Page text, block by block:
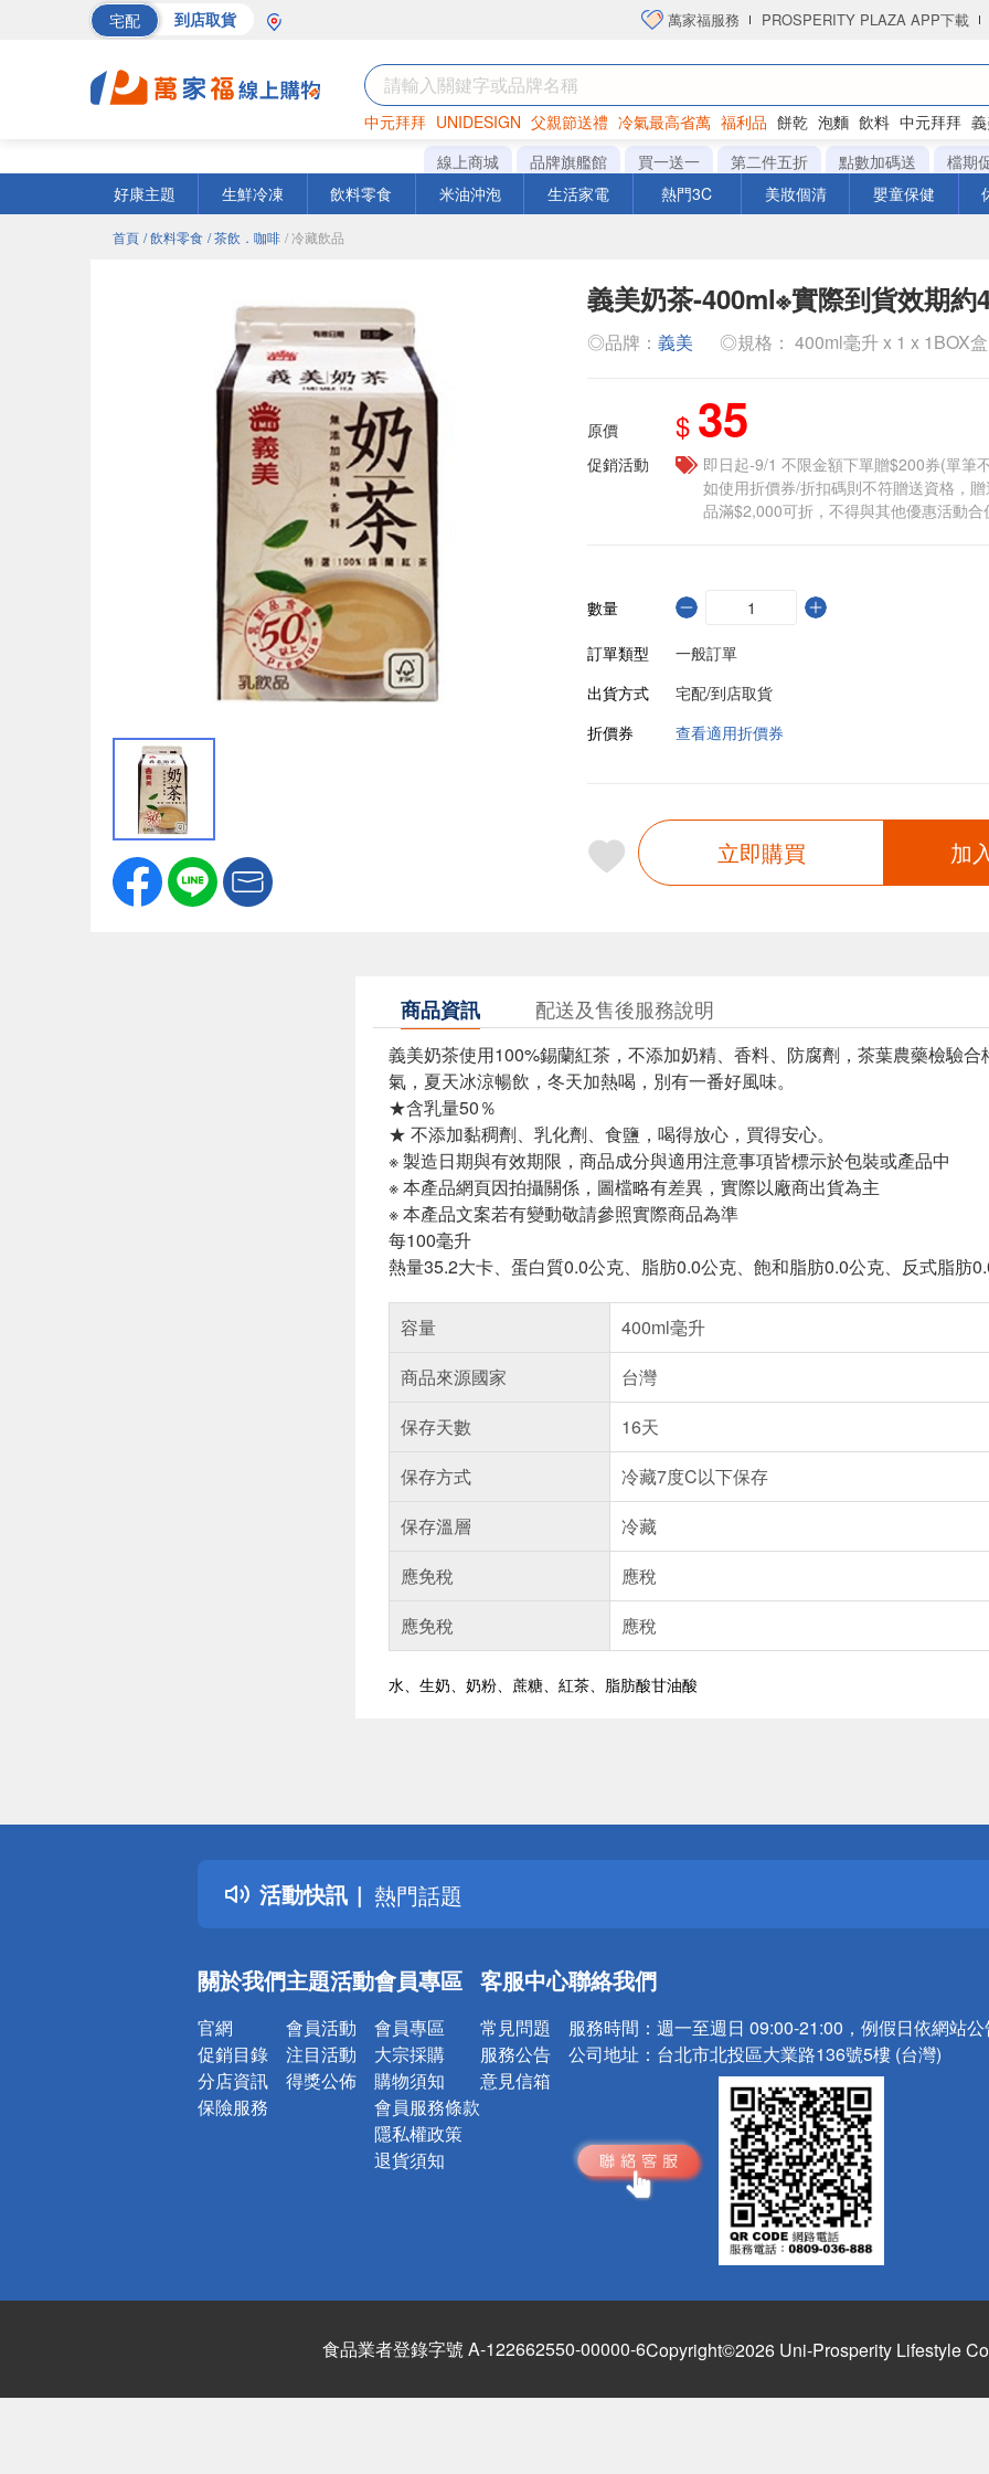
宅配 到店取貨 萬家福服務 PROSPERITY PLAZA APP下載
中元拜拜 UNIDESIGN 父親節送禮 冷氣最高省萬 福利品 餅乾 泡麵 飲料 中元拜拜
罐頭 海苔 洋芋片
線上商城 品牌旗艦館 買一送一 第二件五折 點數加碼送
檔期
好康主題
生鮮冷凍 飲料零食 米油沖泡 生活家電 熱門3C 美妝個清 嬰童保健
首頁 / 飲料零食 / 茶飲．咖啡 / 冷藏飲品
義美奶茶-400ml※實際到貨效期約
◎品牌： 義美 ◎規格： 400ml毫升 x 1 x 1BOX盒
原價 $ 35
促銷活動
即日起-9/1 不限金額下單贈$200券(單筆
如使用折價券/折扣碼則不符贈送資格，
品滿$2,000可折，不得與其他優惠活動合
數量
訂單類型
一般訂單
出貨方式
宅配/到店取貨
折價券
查看適用折價券
立即購買 加
商品資訊 配送及售後服務說明
義美奶茶使用100%錫蘭紅茶，不添加奶精、香料、防腐劑，茶葉農藥檢驗
氣，夏天冰涼暢飲，冬天加熱喝，別有一番好風味。
★含乳量50％
★ 不添加黏稠劑、乳化劑、食鹽，喝得放心，買得安心。
※ 製造日期與有效期限，商品成分與適用注意事項皆標示於包裝或產品中
※ 本產品網頁因拍攝關係，圖檔略有差異，實際以廠商出貨為主
※ 本產品文案若有變動敬請參照實際商品為準
每100毫升
熱量35.2大卡、蛋白質0.0公克、脂肪0.0公克、飽和脂肪0.0公克、反式脂肪
容量
400ml毫升
商品來源國家
台灣
保存天數
16天
保存方式
冷藏7度C以下保存
保存溫層
冷藏
應免稅
應稅
應免稅
應稅
水、生奶、奶粉、蔗糖、紅茶、脂肪酸甘油酸
活動快訊
詐騙網頁！請小心！
得獎公告
熱門話題
銀行優惠
詐騙網頁！請小心！
關於我們
官網
促銷目錄
分店資訊
保險服務
主題活動
會員活動
注目活動
得獎公佈
會員專區
會員專區
大宗採購
購物須知
會員服務條款
隱私權政策
退貨須知
客服中心
常見問題
服務公告
意見信箱
聯絡我們
服務時間： 週一至週日 09:00-21:00，例假日依網站
公司地址： 台北市北投區大業路136號5樓 (台灣)
食品業者登錄字號 A-122662550-00000-6Copyright©2026 Uni-Prosperity Lifestyle